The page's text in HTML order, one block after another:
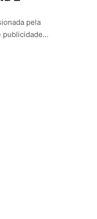
pela
publicidade…